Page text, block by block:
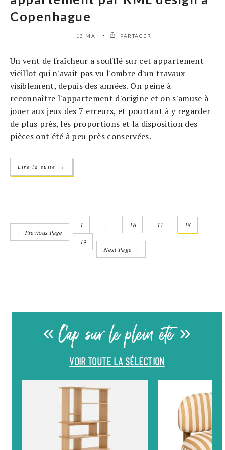
Copenhague
13 MAI PARTAGER
Un vent de fraîcheur a soufflé sur cet appartement
vieillot qui n'avait pas vu l'ombre d'un travaux
visiblement, depuis des années. On peine à
reconnaître l'appartement d'origine et on s'amuse à
jouer aux jeux des 7 erreurs, et pourtant à y regarder
de plus près, les proportions et la disposition des
pièces ont été à peu près conservées.
Lire la suite →
← Previous Page
1 16 17 18
19
Next Page →
« Cap sur le plein été »
VOIR TOUTE LA SÉLECTION